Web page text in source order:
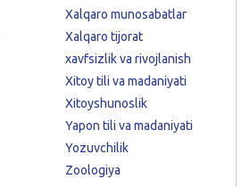
Xalqaro munosabatlar
Xalqaro tijorat
xavfsizlik va rivojlanish
Xitoy tili va madaniyati
Xitoyshunoslik
Yapon tili va madaniyati
Yozuvchilik
Zoologiya